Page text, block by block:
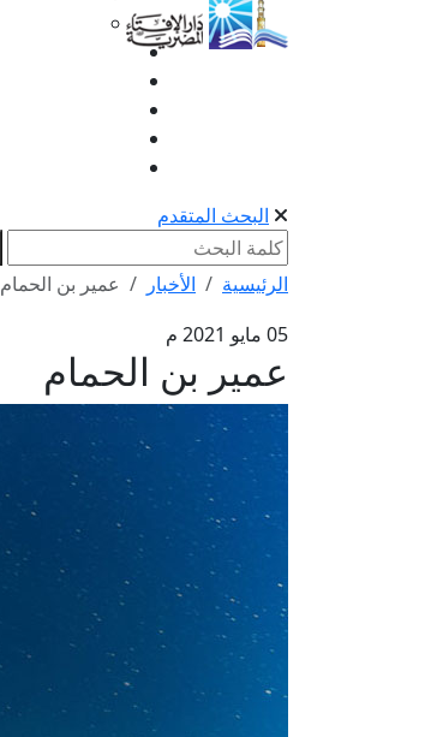
البحث المتقدم
الرئيسية الأخبار
عمير بن الحمام
05 مايو 2021 م
عمير بن الحمام